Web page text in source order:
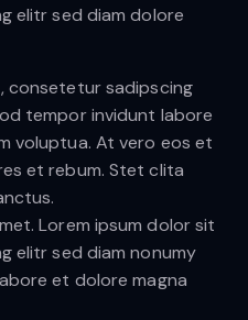
elitr sed diam dolore
consetetur sadipscing
tempor invidunt labore
voluptua. At vero eos et
et rebum. Stet clita
Lorem ipsum dolor sit
elitr sed diam nonumy
et dolore magna